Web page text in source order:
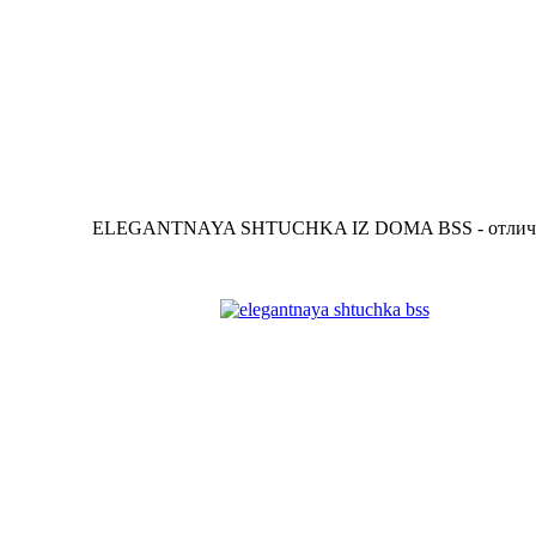
ELEGANTNAYA SHTUCHKA IZ DOMA BSS -